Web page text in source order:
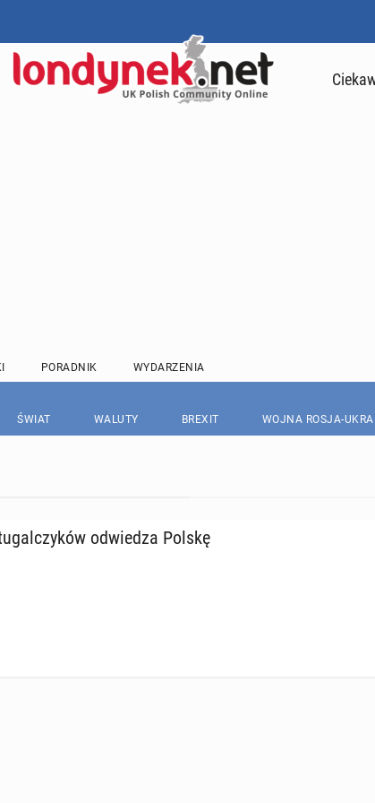
PORADNIK WYDARZENIA
ŚWIAT WALUTY BREXIT WOJNA ROSJA-
od­wie­dza Polskę